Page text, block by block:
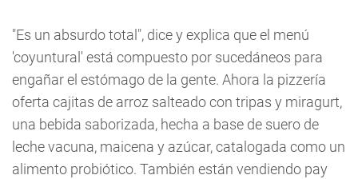
"Es un absurdo total", dice y explica que el menú
'coyuntural' está compuesto por sucedáneos para
engañar el estómago de la gente. Ahora la pizzería
oferta cajitas de arroz salteado con tripas y miragurt,
una bebida saborizada, hecha a base de suero de
leche vacuna, maicena y azúcar, catalogada como un
alimento probiótico. También están vendiendo pay